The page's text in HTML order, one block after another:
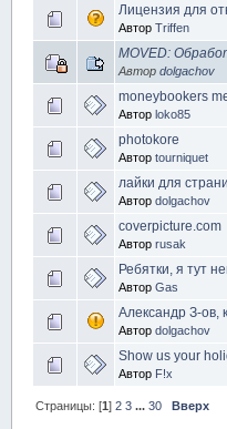
Лицензия для
Автор Triffen
MOVED:
Автор dolgachov
moneybookers
Автор loko85
photokore
Автор tourniquet
лайки для
Автор dolgachov
coverpicture.com
Автор rusak
Ребятки, я тут
Автор Gas
Александр З-ов,
Автор dolgachov
Show us your
Автор F!x
Страницы: [1]2 3 ...30 Вверх